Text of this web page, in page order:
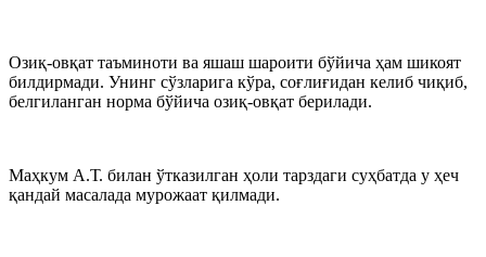
Озиқ-овқат таъминоти ва яшаш шароити бўйича ҳам шикоят
билдирмади. Унинг сўзларига кўра, соғлиғидан келиб чиқиб,
белгиланган норма бўйича озиқ-овқат берилади.
Маҳкум А.Т. билан ўтказилган ҳоли тарздаги суҳбатда у ҳеч
қандай масалада мурожаат қилмади.